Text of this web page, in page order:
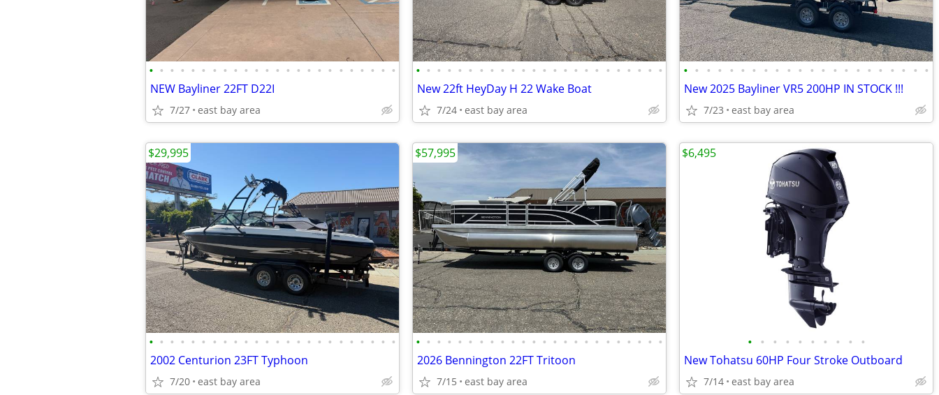
• • • • • • • • • • • • • • • • • • • • • • • •
NEW Bayliner 22FT D22I
7/27 east bay area
• • • • • • • • • • • • • • • • • • • • • • • •
New 22ft HeyDay H 22 Wake Boat
7/24 east bay area
• • • • • • • • • • • • • • • • • • • • • •
New 2025 Bayliner VR5 200HP IN STOCK !!!
7/23 east bay area
• • • • • • • • • • • • • • • • • • • • • • • •
2002 Centurion 23FT Typhoon
7/20 east bay area
$29,995
• • • • • • • • • • • • • • • • • • • • • • • •
2026 Bennington 22FT Tritoon
7/15 east bay area
$57,995
• • • • • • • • • •
New Tohatsu 60HP Four Stroke Outboard
7/14 east bay area
$6,495